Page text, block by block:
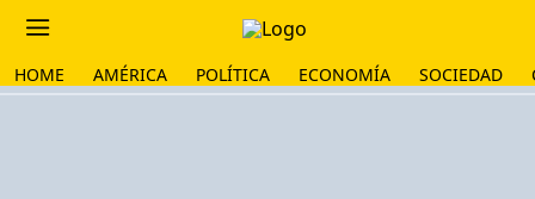
HOME AMÉRICA POLÍTICA ECONOMÍA SOCIEDAD